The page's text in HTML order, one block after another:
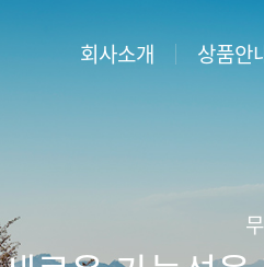
회사소개
· 비전 2030
상품안
도시정비사업